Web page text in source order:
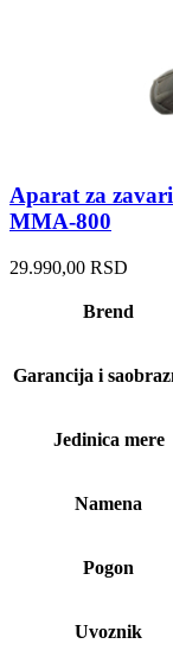
Aparat za
MMA-800
29.990,00 RSD
Brend
Garancija i
Jedinica mere
Namena
Pogon
Uvoznik